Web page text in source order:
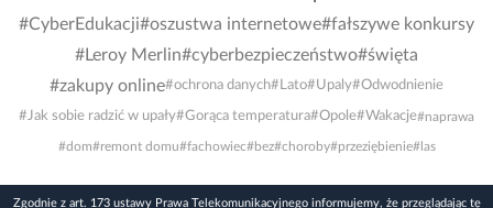
#CyberEdukacji#oszustwa internetowe#fałszywe konkursy
#Leroy Merlin#cyberbezpieczeństwo#święta
#zakupy online#ochrona danych#Lato#Upaly#Odwodnienie
#Jak sobie radzić w upały#Gorąca temperatura#Opole#Wakacje#naprawa
#dom#remont domu#fachowiec#bez#choroby#przeziębienie#las
Zgodnie z art. 173 ustawy Prawa Telekomunikacyjnego informujemy, że przeglądając tę